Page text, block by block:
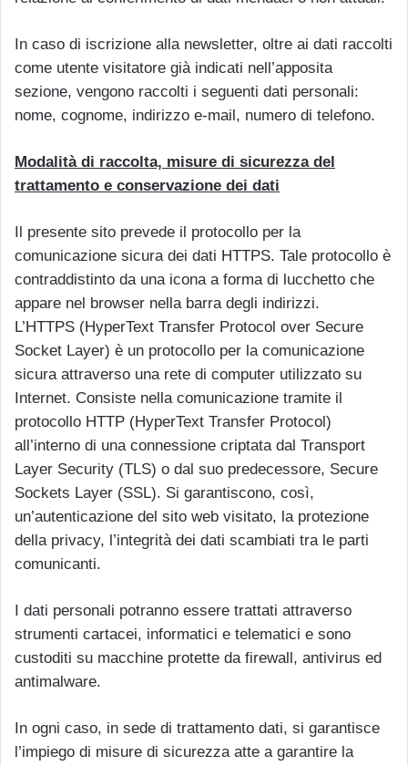
In caso di iscrizione alla newsletter, oltre ai dati raccolti
come utente visitatore già indicati nell’apposita
sezione, vengono raccolti i seguenti dati personali:
nome, cognome, indirizzo e-mail, numero di telefono.
Modalità di raccolta, misure di sicurezza del
trattamento e conservazione dei dati
Il presente sito prevede il protocollo per la
comunicazione sicura dei dati HTTPS. Tale protocollo è
contraddistinto da una icona a forma di lucchetto che
appare nel browser nella barra degli indirizzi.
L’HTTPS (HyperText Transfer Protocol over Secure
Socket Layer) è un protocollo per la comunicazione
sicura attraverso una rete di computer utilizzato su
Internet. Consiste nella comunicazione tramite il
protocollo HTTP (HyperText Transfer Protocol)
all’interno di una connessione criptata dal Transport
Layer Security (TLS) o dal suo predecessore, Secure
Sockets Layer (SSL). Si garantiscono, così,
un’autenticazione del sito web visitato, la protezione
della privacy, l’integrità dei dati scambiati tra le parti
comunicanti.
I dati personali potranno essere trattati attraverso
strumenti cartacei, informatici e telematici e sono
custoditi su macchine protette da firewall, antivirus ed
antimalware.
In ogni caso, in sede di trattamento dati, si garantisce
l’impiego di misure di sicurezza atte a garantire la